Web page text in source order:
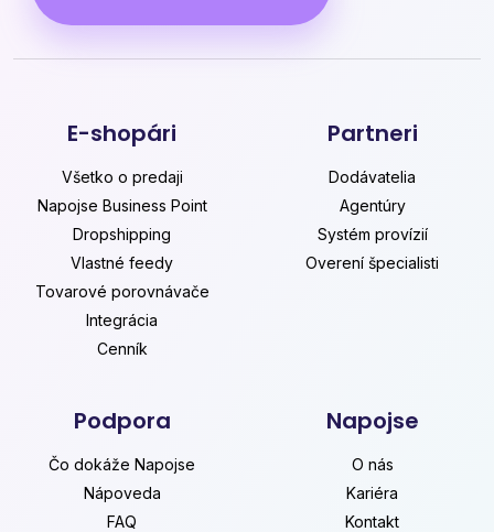
E-shopári
Všetko o predaji
Napojse Business Point
Dropshipping
Vlastné feedy
Tovarové porovnávače
Integrácia
Cenník
Partneri
Dodávatelia
Agentúry
Systém provízií
Overení špecialisti
Podpora
Čo dokáže Napojse
Nápoveda
FAQ
Napojse
O nás
Kariéra
Kontakt